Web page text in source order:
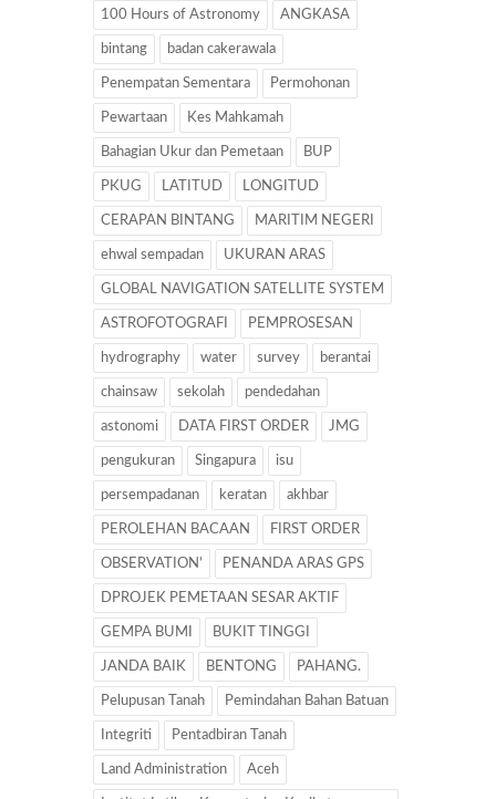
100 Hours of Astronomy ANGKASA
bintang badan cakerawala
Penempatan Sementara Permohonan
Pewartaan Kes Mahkamah
Bahagian Ukur dan Pemetaan BUP
PKUG LATITUD LONGITUD
CERAPAN BINTANG MARITIM NEGERI
ehwal sempadan UKURAN ARAS
GLOBAL NAVIGATION SATELLITE SYSTEM
ASTROFOTOGRAFI PEMPROSESAN
hydrography water survey berantai
chainsaw sekolah pendedahan
astonomi DATA FIRST ORDER JMG
pengukuran Singapura isu
persempadanan keratan akhbar
PEROLEHAN BACAAN FIRST ORDER
OBSERVATION’ PENANDA ARAS GPS
DPROJEK PEMETAAN SESAR AKTIF
GEMPA BUMI BUKIT TINGGI
JANDA BAIK BENTONG PAHANG.
Pelupusan Tanah Pemindahan Bahan Batuan
Integriti Pentadbiran Tanah
Land Administration Aceh